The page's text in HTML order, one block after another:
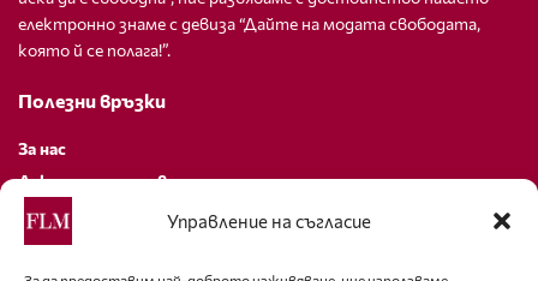
Управление на съгласие
електронно знаме с девиза “Дайте на модата свободата,
която й се полага!”.
Полезни връзки
За нас
Декларация за поверителност
Политика за бисквитки
За контакти